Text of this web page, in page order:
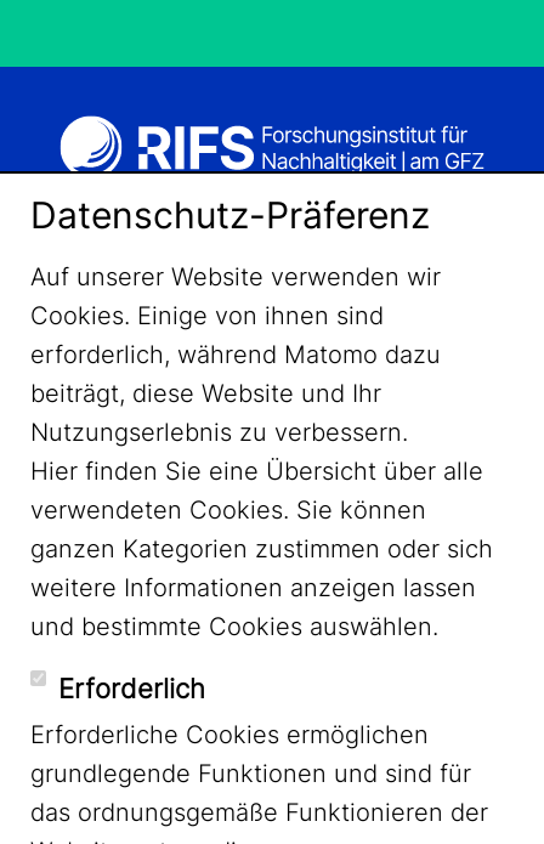
LinkedIn
YouTube
Mastodon
Datenschutz-Präferenz
Auf unserer Website verwenden wir
Cookies. Einige von ihnen sind
erforderlich, während Matomo dazu
beiträgt, diese Website und Ihr
Nutzungserlebnis zu verbessern.
Hier finden Sie eine Übersicht über alle
verwendeten Cookies. Sie können
ganzen Kategorien zustimmen oder sich
weitere Informationen anzeigen lassen
und bestimmte Cookies auswählen.
Erforderlich
Erforderliche Cookies ermöglichen
grundlegende Funktionen und sind für
das ordnungsgemäße Funktionieren der